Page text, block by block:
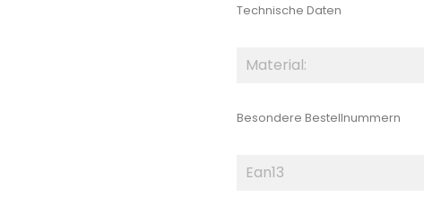
Technische Daten
Material:
Besondere Bestellnummern
Ean13